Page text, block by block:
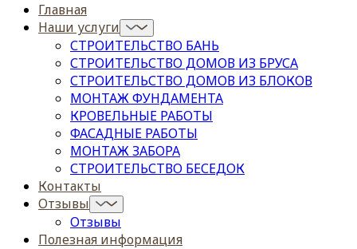
Главная
Наши услуги
СТРОИТЕЛЬСТВО БАНЬ
СТРОИТЕЛЬСТВО ДОМОВ ИЗ БРУСА
СТРОИТЕЛЬСТВО ДОМОВ ИЗ БЛОКОВ
МОНТАЖ ФУНДАМЕНТА
КРОВЕЛЬНЫЕ РАБОТЫ
ФАСАДНЫЕ РАБОТЫ
МОНТАЖ ЗАБОРА
СТРОИТЕЛЬСТВО БЕСЕДОК
Контакты
Отзывы
Отзывы
Полезная информация